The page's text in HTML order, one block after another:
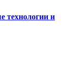
технологии и